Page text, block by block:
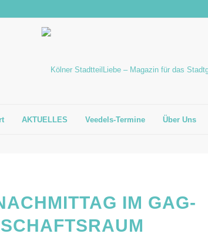
AKTUELLES Veedels-Termine Über Uns
IM GAG-